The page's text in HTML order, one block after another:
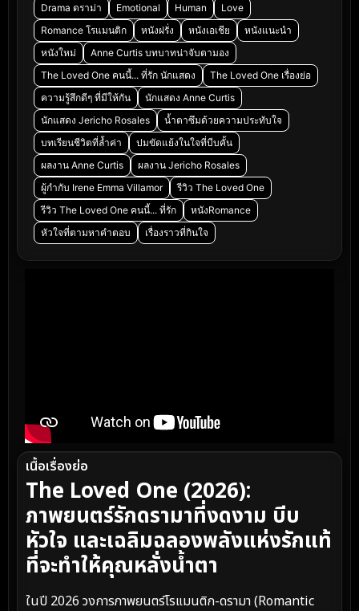
Drama ดราม่า Emotional Human
Love
Romance โรแมนติก
หนังฝรั่ง หนังเอเชีย
หนังแนะนำ
หนังใหม่
Anne Curtis บทบาทน่าจับตามอง
The Loved One คนนี้... ที่รัก นักแสดง
The Loved One เรื่องย่อ
ความรู้สึกดีๆ ที่มีให้กัน
นักแสดง Anne Curtis
นักแสดง Jericho Rosales
น้ำตาซึมด้วยความประทับใจ
บทเรียนชีวิตที่ล้ำค่า
ปมขัดแย้งในใจที่บีบคั้น
ผลงาน Anne Curtis
ผลงาน Jericho Rosales
ผู้กำกับ Irene Emma Villamor
รีวิว The Loved One
รีวิว The Loved One คนนี้... ที่รัก
หนังRomance
หัวใจที่ตามหาคำตอบ
เรื่องราวที่กินใจ
เนื้อเรื่องย่อ
The Loved One (2026):
ภาพยนตร์รักดรามาที่งดงาม บีบ
หัวใจ และเฉลิมฉลองพลังแห่งรักแท้
ที่จะทำให้คุณหลั่งน้ำตา
ในปี 2026 วงการภาพยนตร์โรแมนติก-ดรามา (Romantic